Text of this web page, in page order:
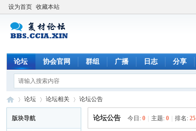
设为首页 收藏本站
论坛 协会官网 群组 广播 日志 分享
论坛 论坛相关 论坛公告
版块导航 论坛公告 今日:0 主题:0 排名:25